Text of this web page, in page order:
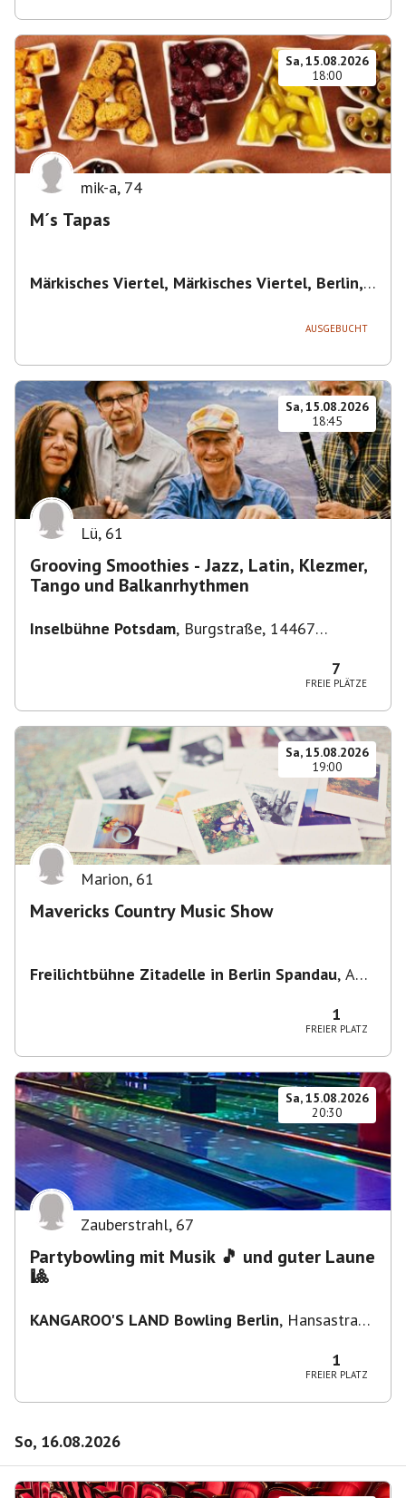
Sa, 15.08.2026
18:00
mik-a, 74
M´s Tapas
Märkisches Viertel, Märkisches Viertel, Berlin,
AUSGEBUCHT
Sa, 15.08.2026
18:45
Lü, 61
Grooving Smoothies - Jazz, Latin, Klezmer,
Tango und Balkanrhythmen
Inselbühne Potsdam, Burgstraße, 14467
7
FREIE PLÄTZE
Sa, 15.08.2026
19:00
Marion, 61
Mavericks Country Music Show
Freilichtbühne Zitadelle in Berlin Spandau, Am
1
FREIER PLATZ
Sa, 15.08.2026
20:30
Zauberstrahl, 67
Partybowling mit Musik 🎵 und guter Laune
🎱
KANGAROO'S LAND Bowling Berlin, Hansastraße
1
FREIER PLATZ
So, 16.08.2026